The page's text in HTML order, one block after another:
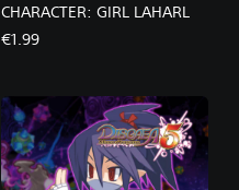
CHARACTER: GIRL LAHARL
€1.99